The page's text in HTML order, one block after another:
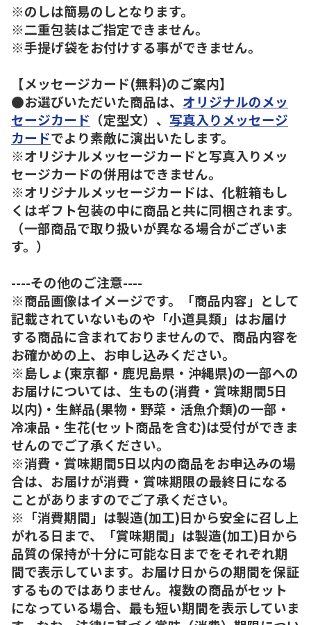
※のしは簡易のしとなります。
※二重包装はご指定できません。
※手提げ袋をお付けする事ができません。
【メッセージカード(無料)のご案内】
●お選びいただいた商品は、 オリジナルのメッ
セージカード （定型文）、 写真入りメッセージ
カードでより素敵に演出いたします。
※オリジナルメッセージカードと写真入りメッ
セージカードの併用はできません。
※オリジナルメッセージカードは、化粧箱もし
くはギフト包装の中に商品と共に同梱されます。
（一部商品で取り扱いが異なる場合がございま
す。）
----その他のご注意----
※商品画像はイメージです。「商品内容」として
記載されていないものや「小道具類」はお届け
する商品に含まれておりませんので、商品内容を
お確かめの上、お申し込みください。
※島しょ(東京都・鹿児島県・沖縄県)の一部への
お届けについては、生もの(消費・賞味期間5日
以内)・生鮮品(果物・野菜・活魚介類)の一部・
冷凍品・生花(セット商品を含む)は受付ができま
せんのでご了承ください。
※消費・賞味期間5日以内の商品をお申込みの場
合は、お届けが消費・賞味期限の最終日になる
ことがありますのでご了承ください。
※「消費期間」は製造(加工)日から安全に召し上
がれる日まで、「賞味期間」は製造(加工)日から
品質の保持が十分に可能な日までをそれぞれ期
間で表示しています。お届け日からの期間を保証
するものではありません。複数の商品がセット
になっている場合、最も短い期間を表示していま